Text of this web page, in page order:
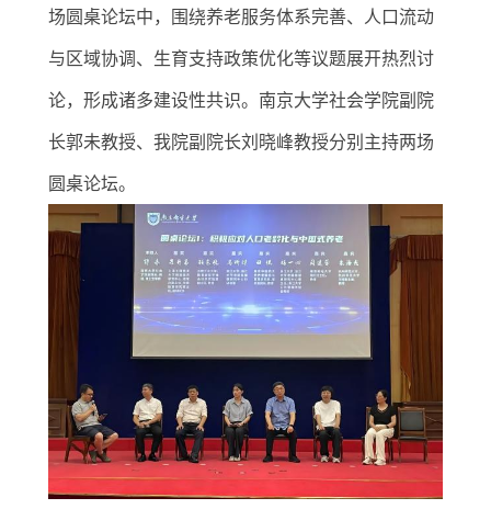
场圆桌论坛中，围绕养老服务体系完善、人口流动
与区域协调、生育支持政策优化等议题展开热烈讨
论，形成诸多建设性共识。南京大学社会学院副院
长郭未教授、我院副院长刘晓峰教授分别主持两场
圆桌论坛。